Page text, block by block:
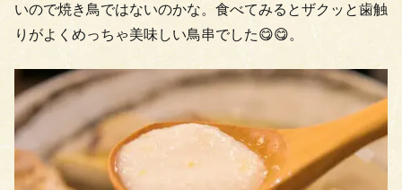
いので焼き鳥ではないのかな。食べてみるとザクッと歯触
りがよくめっちゃ美味しい鳥串でした😋😋。